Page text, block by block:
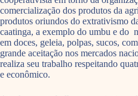
comercialização dos produtos da
produtos oriundos do extrativismo
caatinga, a exemplo do umbu e do
em doces, geleia, polpas, sucos,
grande aceitação nos mercados
realiza seu trabalho respeitando
e econômico.